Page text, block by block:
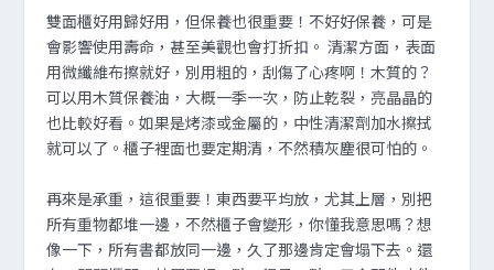
雙面櫃好用歸好用，但保養也很重要！不好好保養，可是
會影響使用壽命，甚至美觀也會打折扣。 清潔方面，表面
用微纖維布擦就好，別用粗的，刮傷了心疼啊！木質的？
可以用木質保養油，大概一季一次，防止乾裂，亮晶晶的
也比較好看。如果是烤漆或金屬的，中性清潔劑加水擦拭
就可以了。櫃子裡面也要定期清，不然積灰塵很可怕的。
再來是承重，這很重要！東西要平均放，尤其上層，別把
所有重物都堆一邊，不然櫃子會變形，你懂我意思嗎？想
像一下，所有書都放同一邊，久了那邊肯定會塌下去。還